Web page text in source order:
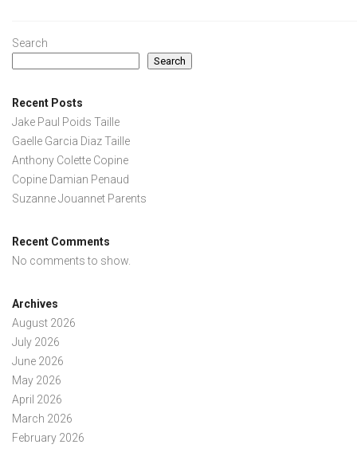
Search
Search
Recent Posts
Jake Paul Poids Taille
Gaelle Garcia Diaz Taille
Anthony Colette Copine
Copine Damian Penaud
Suzanne Jouannet Parents
Recent Comments
No comments to show.
Archives
August 2026
July 2026
June 2026
May 2026
April 2026
March 2026
February 2026